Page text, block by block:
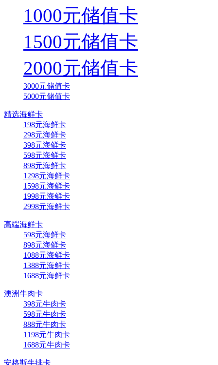
1000元储值卡
1500元储值卡
2000元储值卡
3000元储值卡
5000元储值卡
精选海鲜卡
198元海鲜卡
298元海鲜卡
398元海鲜卡
598元海鲜卡
898元海鲜卡
1298元海鲜卡
1598元海鲜卡
1998元海鲜卡
2998元海鲜卡
高端海鲜卡
598元海鲜卡
898元海鲜卡
1088元海鲜卡
1388元海鲜卡
1688元海鲜卡
澳洲牛肉卡
398元牛肉卡
598元牛肉卡
888元牛肉卡
1198元牛肉卡
1688元牛肉卡
安格斯牛排卡